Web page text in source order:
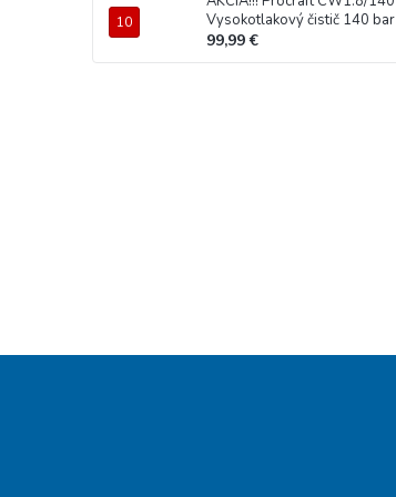
Vysokotlakový čistič 140 bar
99,99 €